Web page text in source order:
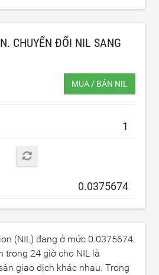
CHUYỂN ĐỔI NIL SANG
MUA / BÁN NIL
(NIL) đang ở mức 0.0375674.
trong 24 giờ cho NIL là
giao dịch khác nhau. Trong